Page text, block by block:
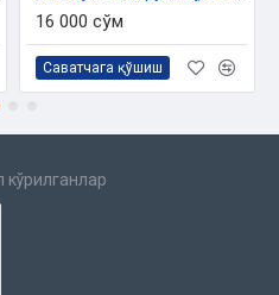
16 000 сўм
Саватчага қўшиш
кўрилганлар